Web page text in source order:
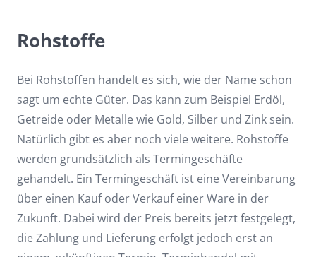
Rohstoffe
Bei Rohstoffen handelt es sich, wie der Name schon
sagt um echte Güter. Das kann zum Beispiel Erdöl,
Getreide oder Metalle wie Gold, Silber und Zink sein.
Natürlich gibt es aber noch viele weitere. Rohstoffe
werden grundsätzlich als Termingeschäfte
gehandelt. Ein Termingeschäft ist eine Vereinbarung
über einen Kauf oder Verkauf einer Ware in der
Zukunft. Dabei wird der Preis bereits jetzt festgelegt,
die Zahlung und Lieferung erfolgt jedoch erst an